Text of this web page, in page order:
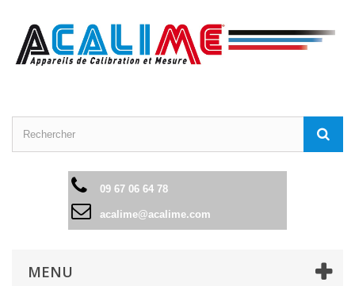
09 67 06 64 78
acalime@acalime.com
MENU